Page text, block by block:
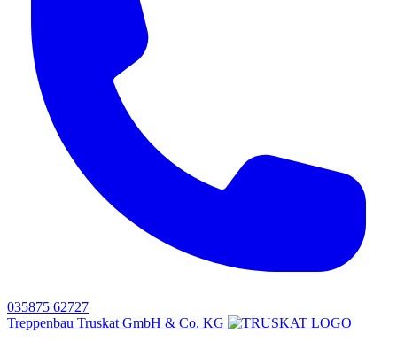
035875 62727
Treppenbau Truskat GmbH & Co. KG